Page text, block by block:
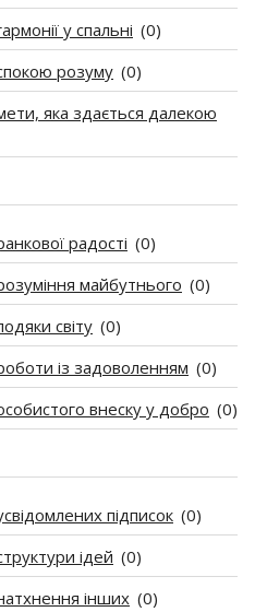
у спальні (0)
розуму (0)
яка здається далекою
радості (0)
майбутнього (0)
світу (0)
із задоволенням (0)
внеску у добро (0)
підписок (0)
ідей (0)
інших (0)